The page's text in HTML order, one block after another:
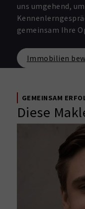
uns umgehend,
gemeinsam Ihre
Immobilien
GEMEINSAM
Diese
in der